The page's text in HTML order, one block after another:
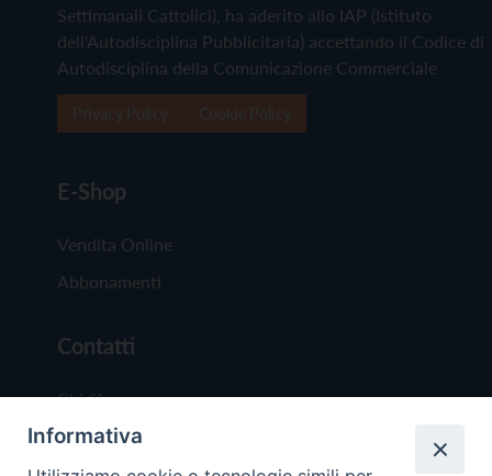
Settimanali Cattolici), ha aderito allo IAP (Istituto
dell'Autodisciplina Pubblicitaria) accettando il Codice di
Autodisciplina della Comunicazione Commerciale
E-Shop
Vendita Online
Abbonamenti
Contatti
Chi Siamo
Redazione
Informativa